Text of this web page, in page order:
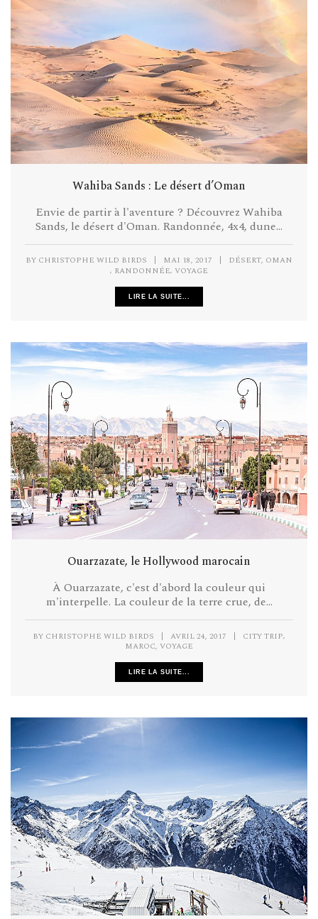
Wahiba Sands : Le désert d’Oman
Envie de partir à l'aventure ? Découvrez Wahiba
Sands, le désert d'Oman. Randonnée, 4x4, dune...
BY CHRISTOPHE WILD BIRDS | MAI 18, 2017 | DÉSERT, OMAN
, RANDONNÉE, VOYAGE
LIRE LA SUITE...
Ouarzazate, le Hollywood marocain
À Ouarzazate, c'est d'abord la couleur qui
m'interpelle. La couleur de la terre crue, de...
BY CHRISTOPHE WILD BIRDS | AVRIL 24, 2017 | CITY TRIP,
MAROC, VOYAGE
LIRE LA SUITE...